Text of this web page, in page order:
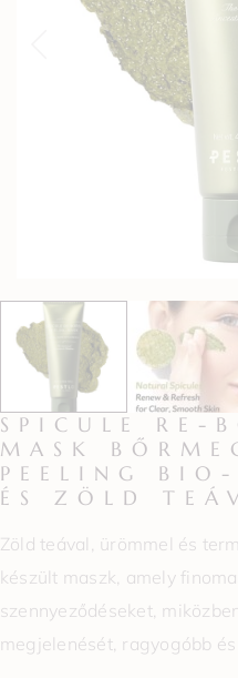
SPICULE RE-
MASK
PEELING
ÉS ZÖLD
Zöld teával, ürömmel és
készült maszk, amely
szennyeződéseket,
megjelenését, ragyogóbb